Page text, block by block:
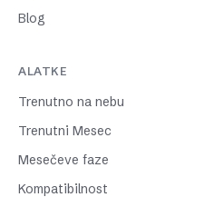
Blog
ALATKE
Trenutno na nebu
Trenutni Mesec
Mesečeve faze
Kompatibilnost